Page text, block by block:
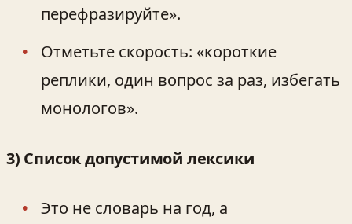
перефразируйте».
Отметьте скорость: «короткие
реплики, один вопрос за раз, избегать
монологов».
3) Список допустимой лексики
Это не словарь на год, а